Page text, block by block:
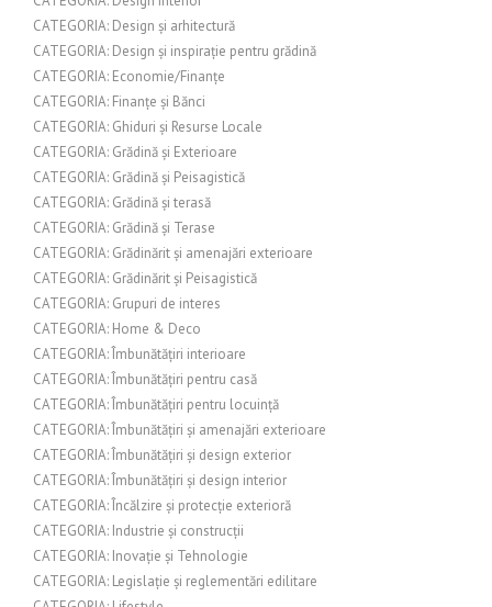
CATEGORIA: Design și arhitectură
CATEGORIA: Design și inspirație pentru grădină
CATEGORIA: Economie/Finanțe
CATEGORIA: Finanțe și Bănci
CATEGORIA: Ghiduri și Resurse Locale
CATEGORIA: Grădină și Exterioare
CATEGORIA: Grădină și Peisagistică
CATEGORIA: Grădină și terasă
CATEGORIA: Grădină și Terase
CATEGORIA: Grădinărit și amenajări exterioare
CATEGORIA: Grădinărit și Peisagistică
CATEGORIA: Grupuri de interes
CATEGORIA: Home & Deco
CATEGORIA: Îmbunătățiri interioare
CATEGORIA: Îmbunătățiri pentru casă
CATEGORIA: Îmbunătățiri pentru locuință
CATEGORIA: Îmbunătățiri și amenajări exterioare
CATEGORIA: Îmbunătățiri și design exterior
CATEGORIA: Îmbunătățiri și design interior
CATEGORIA: Încălzire și protecție exterioră
CATEGORIA: Industrie și construcții
CATEGORIA: Inovație și Tehnologie
CATEGORIA: Legislație și reglementări edilitare